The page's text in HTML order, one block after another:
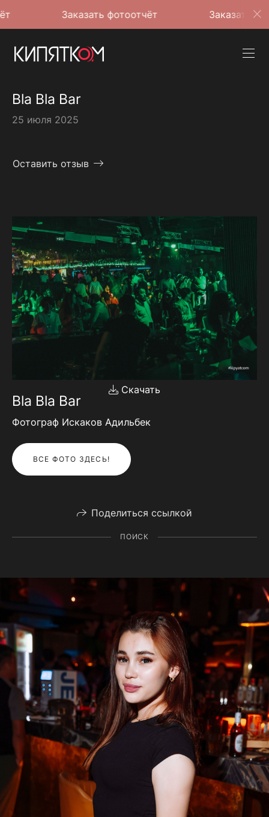
Заказать фотоотчёт Заказать фотоотчёт
Bla Bla Bar
25 июля 2025
Оставить отзыв
Скачать
Bla Bla Bar
Фотограф Искаков Адильбек
ВСЕ ФОТО ЗДЕСЬ!
Поделиться ссылкой
ПОИСК